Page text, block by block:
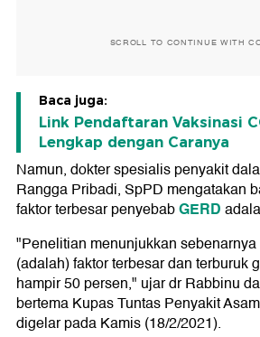
SCROLL TO CONTINUE WITH
Baca juga:
Link Pendaftaran Vaksinasi
Lengkap dengan Caranya
Namun, dokter spesialis penyakit
Rangga Pribadi, SpPD mengatakan
faktor terbesar penyebabGERD
"Penelitian menunjukkan
(adalah) faktor terbesar dan terburuk
hampir 50 persen," ujar dr Rabbinu
bertema Kupas Tuntas Penyakit
digelar pada Kamis (18/2/2021).